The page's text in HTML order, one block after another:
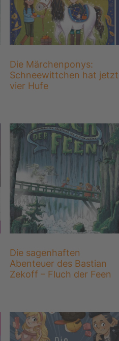
Die Märchenponys:
Schneewittchen hat jetzt
vier Hufe
Die sagenhaften
Abenteuer des Bastian
Zekoff – Fluch der Feen